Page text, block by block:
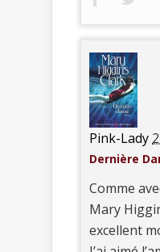
Pink-Lady
Dernière
Comme
Mary
excellent